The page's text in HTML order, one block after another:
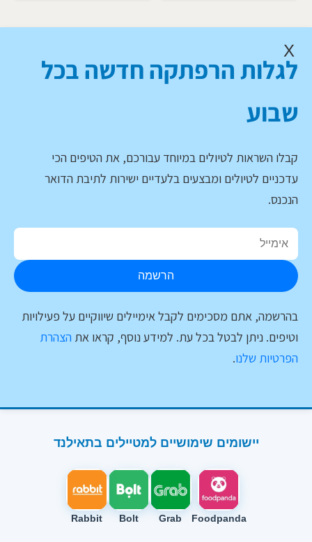
X
לגלות הרפתקה חדשה בכל
שבוע
קבלו השראות לטיולים במיוחד עבורכם, את הטיפים הכי
עדכניים לטיולים ומבצעים בלעדיים ישירות לתיבת הדואר
הנכנס.
הרשמה
בהרשמה, אתם מסכימים לקבל אימיילים שיווקיים על פעילויות
וטיפים. ניתן לבטל בכל עת. למידע נוסף, קראו את הצהרת
הפרטיות שלנו.
יישומים שימושיים למטיילים בתאילנד
Foodpanda
Grab
Bolt
Rabbit